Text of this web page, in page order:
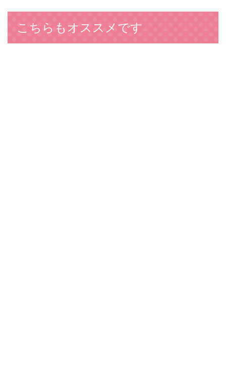
こちらもオススメです